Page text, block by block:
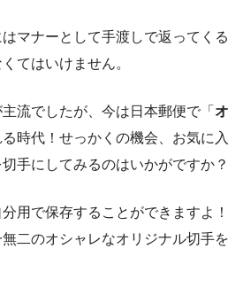
マナーとして手渡しで返ってくる
てはいけません。
流でしたが、今は日本郵便で「 オ
る時代！せっかくの機会、お気に入
手にしてみるのはいかがですか？
用で保存することができますよ！
二のオシャレなオリジナル切手を